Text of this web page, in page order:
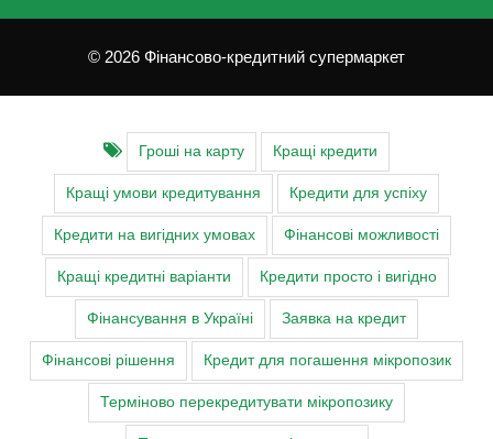
© 2026 Фінансово-кредитний супермаркет
Гроші на карту Кращі кредити
Кращі умови кредитування Кредити для успіху
Кредити на вигідних умовах Фінансові можливості
Кращі кредитні варіанти Кредити просто і вигідно
Фінансування в Україні Заявка на кредит
Фінансові рішення Кредит для погашення мікропозик
Терміново перекредитувати мікропозику